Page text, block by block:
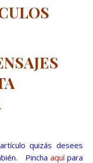
quizás desees
Pincha aquí para